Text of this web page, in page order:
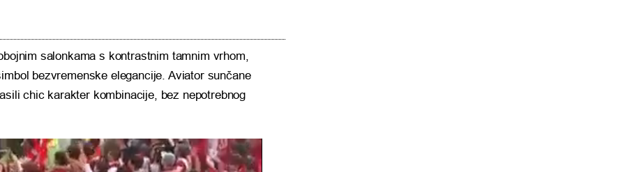
salonkama s kontrastnim tamnim vrhom,
bezvremenske elegancije. Aviator sunčane
chic karakter kombinacije, bez nepotrebnog